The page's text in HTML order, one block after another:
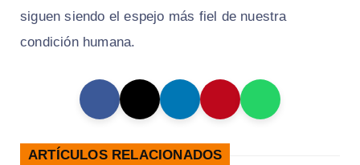
siguen siendo el espejo más fiel de nuestra
condición humana.
ARTÍCULOS RELACIONADOS